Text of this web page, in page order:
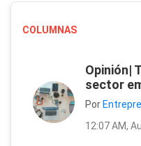
COLUMNAS
Opinión|
sector
Por
12:07 AM,